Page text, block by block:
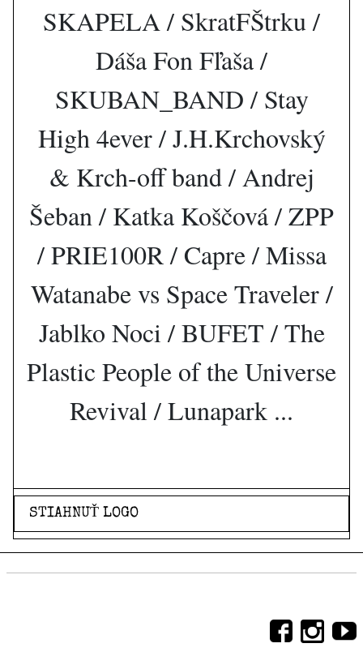
SKAPELA / SkratFŠtrku /
Dáša Fon Fľaša /
SKUBAN_BAND / Stay
High 4ever / J.H.Krchovský
& Krch-off band / Andrej
Šeban / Katka Koščová / ZPP
/ PRIE100R / Capre / Missa
Watanabe vs Space Traveler /
Jablko Noci / BUFET / The
Plastic People of the Universe
Revival / Lunapark ...
STIAHNUŤ LOGO